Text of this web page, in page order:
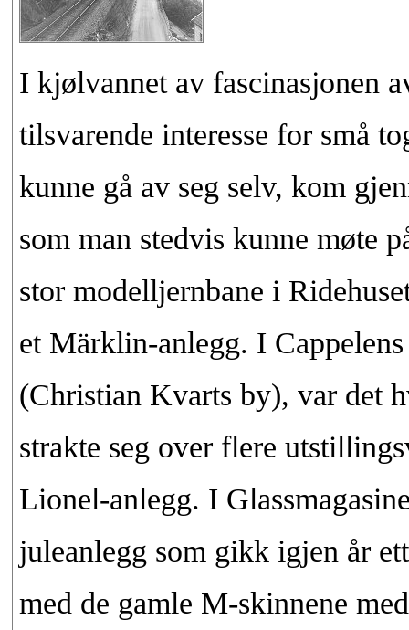
I kjølvannet av fascinasjonen
tilsvarende interesse for små
kunne gå av seg selv, kom
som man stedvis kunne møte
stor modelljernbane i
et Märklin-anlegg. I
(Christian Kvarts by), var det
strakte seg over flere
Lionel-anlegg. I
juleanlegg som gikk igjen år
med de gamle M-skinnene